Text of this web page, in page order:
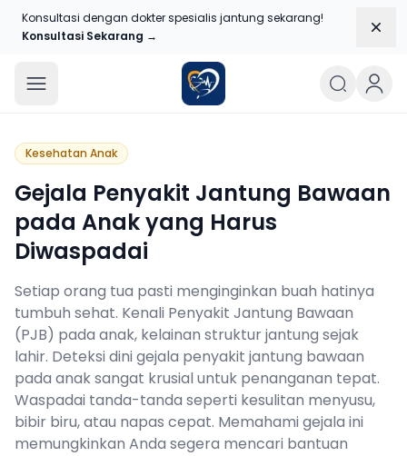
Konsultasi dengan dokter spesialis jantung sekarang!
Konsultasi Sekarang →
Blog Jantungku
Kesehatan Anak
Gejala Penyakit Jantung Bawaan
pada Anak yang Harus
Diwaspadai
Setiap orang tua pasti menginginkan buah hatinya
tumbuh sehat. Kenali Penyakit Jantung Bawaan
(PJB) pada anak, kelainan struktur jantung sejak
lahir. Deteksi dini gejala penyakit jantung bawaan
pada anak sangat krusial untuk penanganan tepat.
Waspadai tanda-tanda seperti kesulitan menyusu,
bibir biru, atau napas cepat. Memahami gejala ini
memungkinkan Anda segera mencari bantuan